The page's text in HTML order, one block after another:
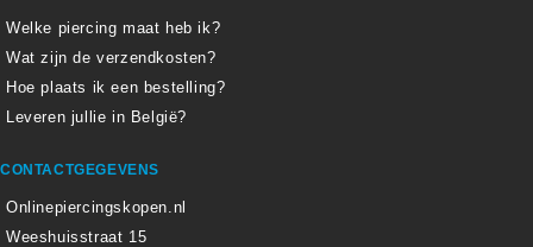
Welke piercing maat heb ik?
Wat zijn de verzendkosten?
Hoe plaats ik een bestelling?
Leveren jullie in België?
CONTACTGEGEVENS
Onlinepiercingskopen.nl
Weeshuisstraat 15